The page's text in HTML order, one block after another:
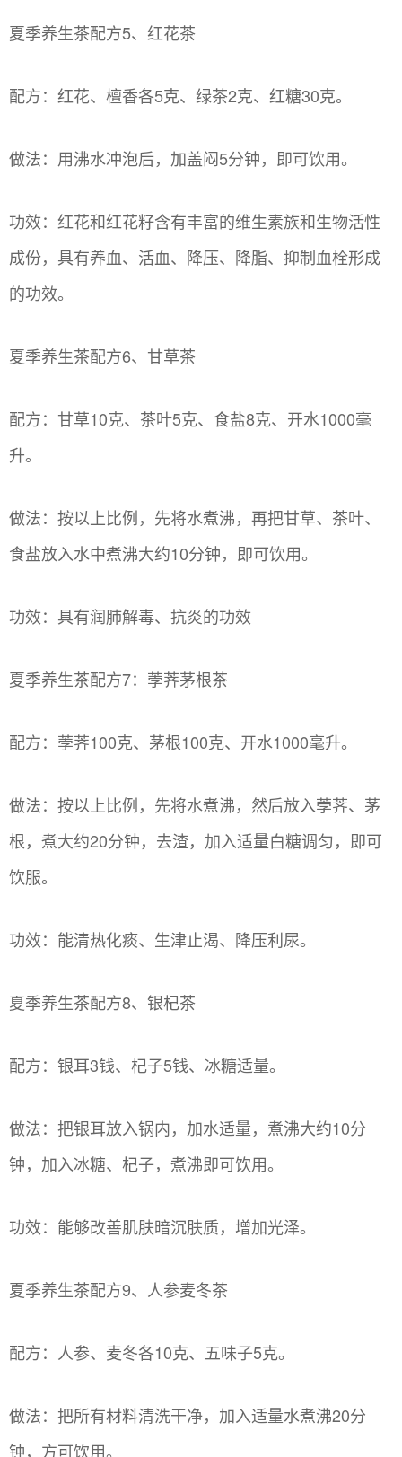
夏季养生茶配方5、红花茶
配方：红花、檀香各5克、绿茶2克、红糖30克。
做法：用沸水冲泡后，加盖闷5分钟，即可饮用。
功效：红花和红花籽含有丰富的维生素族和生物活性
成份，具有养血、活血、降压、降脂、抑制血栓形成
的功效。
夏季养生茶配方6、甘草茶
配方：甘草10克、茶叶5克、食盐8克、开水1000毫
升。
做法：按以上比例，先将水煮沸，再把甘草、茶叶、
食盐放入水中煮沸大约10分钟，即可饮用。
功效：具有润肺解毒、抗炎的功效
夏季养生茶配方7：荸荠茅根茶
配方：荸荠100克、茅根100克、开水1000毫升。
做法：按以上比例，先将水煮沸，然后放入荸荠、茅
根，煮大约20分钟，去渣，加入适量白糖调匀，即可
饮服。
功效：能清热化痰、生津止渴、降压利尿。
夏季养生茶配方8、银杞茶
配方：银耳3钱、杞子5钱、冰糖适量。
做法：把银耳放入锅内，加水适量，煮沸大约10分
钟，加入冰糖、杞子，煮沸即可饮用。
功效：能够改善肌肤暗沉肤质，增加光泽。
夏季养生茶配方9、人参麦冬茶
配方：人参、麦冬各10克、五味子5克。
做法：把所有材料清洗干净，加入适量水煮沸20分
钟，方可饮用。